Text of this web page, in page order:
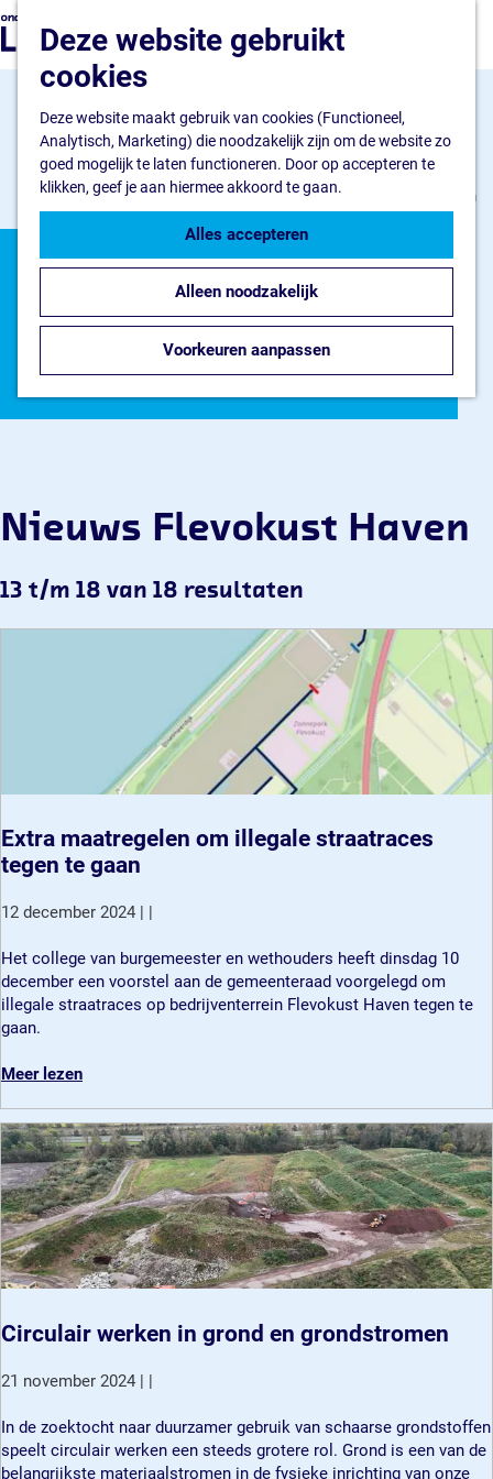
Deze website gebruikt
cookies
Deze website maakt gebruik van cookies (Functioneel,
Analytisch, Marketing) die noodzakelijk zijn om de website zo
goed mogelijk te laten functioneren. Door op accepteren te
klikken, geef je aan hiermee akkoord te gaan.
Alles accepteren
Alleen noodzakelijk
Voorkeuren aanpassen
a
n
a
a
r
d
e
h
a
Z
o
e
n
M
u
Ik wil starten
Ik wil uitbreiden
Flevokust Haven
Bedrijventerrein
Haven en Kade
Nieuws Flevokust Haven
Nieuws en contact
Nieuws
Contact
Jaarkalender
Nieuws en
verhalen
Nieuws Flevokust Haven
13 t/m 18 van 18 resultaten
Extra maatregelen om illegale straatraces
tegen te gaan
12 december 2024
E
x
t
r
m
a
t
r
e
g
e
l
e
o
i
l
e
g
Het college van burgemeester en wethouders heeft dinsdag 10
december een voorstel aan de gemeenteraad voorgelegd om
illegale straatraces op bedrijventerrein Flevokust Haven tegen te
gaan.
Meer lezeno
e
r
E
x
t
r
a
m
a
r
g
e
l
Circulair werken in grond en grondstromen
21 november 2024 | |
C
i
r
In de zoektocht naar duurzamer gebruik van schaarse grondstoffen
speelt circulair werken een steeds grotere rol. Grond is een van de
belangrijkste materiaalstromen in de fysieke inrichting van onze